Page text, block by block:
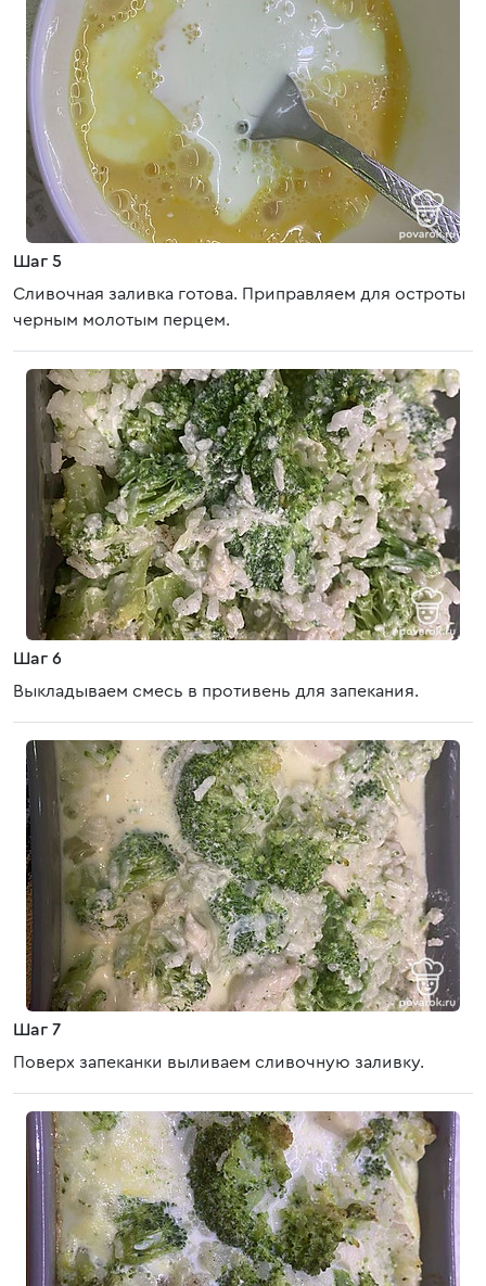
Шаг 5
Сливочная заливка готова. Приправляем для остроты
черным молотым перцем.
Шаг 6
Выкладываем смесь в противень для запекания.
Шаг 7
Поверх запеканки выливаем сливочную заливку.